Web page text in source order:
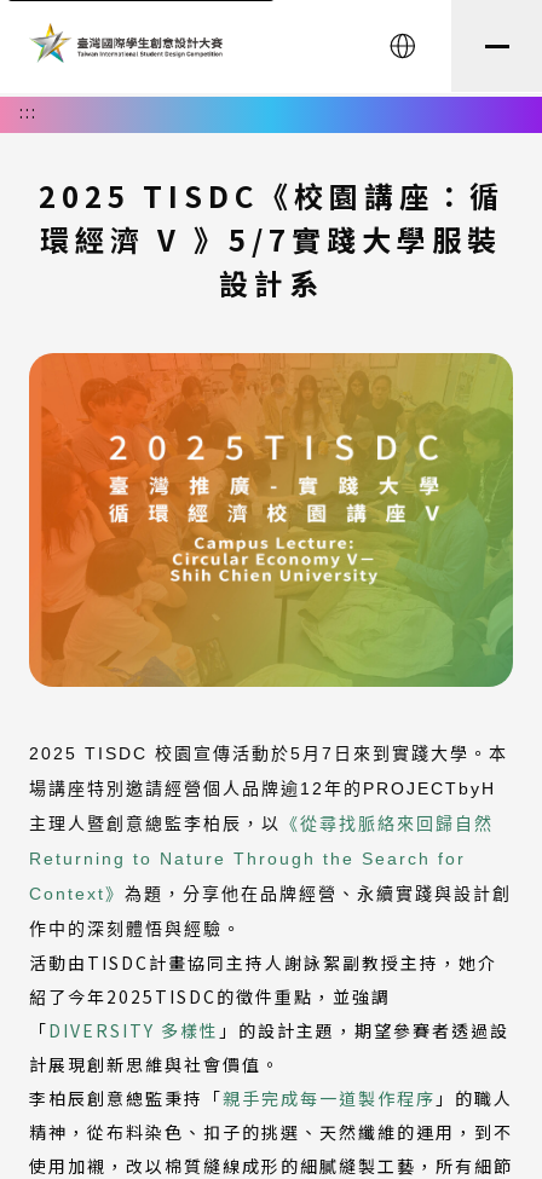
English
:::
2025 TISDC《校園講座：循
環經濟 V 》5/7實踐大學服裝
設計系
2025 TISDC 校園宣傳活動於5月7日來到實踐大學。 本
場講座特別邀請經營個人品牌逾12年的PROJECTbyH
主理人暨創意總監李柏辰，以
《從尋找脈絡來回歸自然
Returning to Nature Through the Search for
Context》 為題，分享他在品牌經營、永續實踐與設計創
作中的深刻體悟與經驗。
活動由TISDC計畫協同主持人謝詠絮副教授主持，她介
紹了今年2025TISDC的徵件重點，並強調
「DIVERSITY 多樣性 」的設計主題，期望參賽者透過設
計展現創新思維與社會價值。
李柏辰創意總監秉持「親手完成每一道製作程序 」的職人
精神，從布料染色、扣子的挑選、天然纖維的運用，到不
使用加襯，改以棉質縫線成形的細膩縫製工藝，所有細節